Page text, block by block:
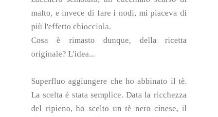
malto, e invece di fare i nodi, mi piaceva di
più l'effetto chiocciola.
Cosa è rimasto dunque, della ricetta
originale? L'idea...
Superfluo aggiungere che ho abbinato il tè.
La scelta è stata semplice. Data la ricchezza
del ripieno, ho scelto un tè nero cinese, il